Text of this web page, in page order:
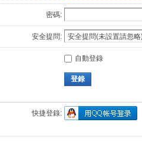
密碼:
安全提問:
自動登錄
登錄
快捷登錄: